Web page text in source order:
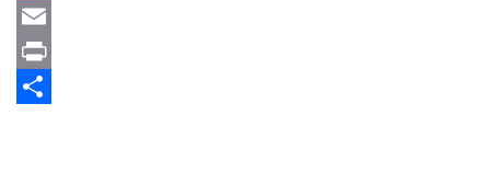
WhatsApp
Email
Print